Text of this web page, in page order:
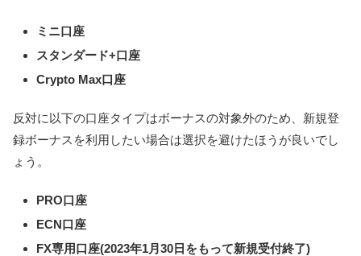
ミニ口座
スタンダード+口座
Crypto Max口座
反対に以下の口座タイプはボーナスの対象外のため、新規登
録ボーナスを利用したい場合は選択を避けたほうが良いでし
ょう。
PRO口座
ECN口座
FX専用口座(2023年1月30日をもって新規受付終了)